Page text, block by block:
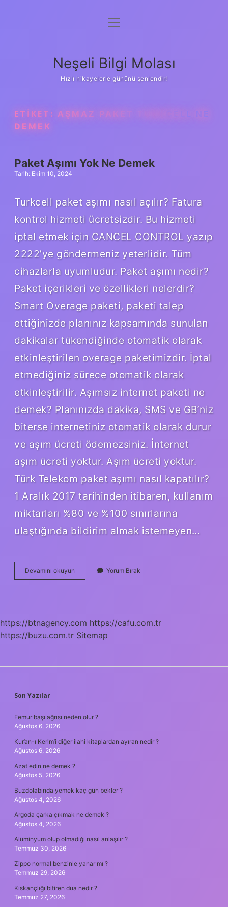
Anasayfa
Yasal Uyarı
menüyü
Neşeli Bilgi Molası
Hızlı hikayelerle gününü şenlendir!
ETIKET: AŞMAZ PAKET TURKCELL NE
DEMEK
Paket Aşımı Yok Ne Demek
Tarih: Ekim 10, 2024
Turkcell paket aşımı nasıl açılır? Fatura
kontrol hizmeti ücretsizdir. Bu hizmeti
iptal etmek için CANCEL CONTROL yazıp
2222’ye göndermeniz yeterlidir. Tüm
cihazlarla uyumludur. Paket aşımı nedir?
Paket içerikleri ve özellikleri nelerdir?
Smart Overage paketi, paketi talep
ettiğinizde planınız kapsamında sunulan
dakikalar tükendiğinde otomatik olarak
etkinleştirilen overage paketimizdir. İptal
etmediğiniz sürece otomatik olarak
etkinleştirilir. Aşımsız internet paketi ne
demek? Planınızda dakika, SMS ve GB’niz
biterse internetiniz otomatik olarak durur
ve aşım ücreti ödemezsiniz. İnternet
aşım ücreti yoktur. Aşım ücreti yoktur.
Türk Telekom paket aşımı nasıl kapatılır?
1 Aralık 2017 tarihinden itibaren, kullanım
miktarları %80 ve %100 sınırlarına
ulaştığında bildirim almak istemeyen…
Devamını okuyun
Aşımı
Yorum Bırak
https://btnagency.com https://cafu.com.tr
https://buzu.com.tr Sitemap
SIDEBAR
Son Yazılar
Femur başı ağrısı neden olur ?
Ağustos 6, 2026
Kur’an-ı Kerim’i diğer ilahi kitaplardan ayıran nedir ?
Ağustos 6, 2026
Azat edin ne demek ?
Ağustos 5, 2026
Buzdolabında yemek kaç gün bekler ?
Ağustos 4, 2026
Argoda çarka çıkmak ne demek ?
Ağustos 4, 2026
Alüminyum olup olmadığı nasıl anlaşılır ?
Temmuz 30, 2026
Zippo normal benzinle yanar mı ?
Temmuz 29, 2026
Kıskançlığı bitiren dua nedir ?
Temmuz 27, 2026